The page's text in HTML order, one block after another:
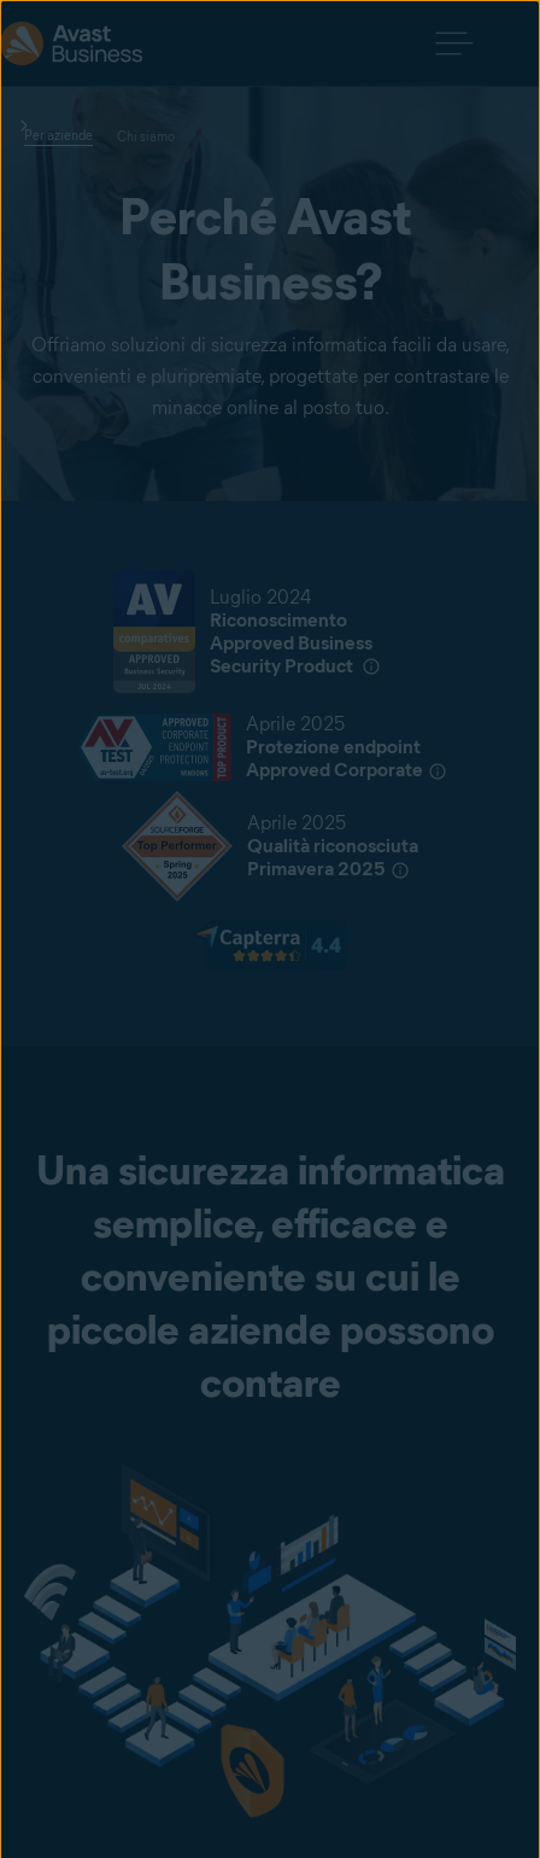
Per aziende Chi siamo
Perché Avast
Business?
Offriamo soluzioni di sicurezza informatica facili da usare,
convenienti e pluripremiate, progettate per contrastare le
minacce online al posto tuo.
Luglio 2024
Riconoscimento
Approved Business
Security Product
Aprile 2025
Protezione endpoint
Approved Corporate
Aprile 2025
Qualità riconosciuta
Primavera 2025
Una sicurezza informatica
semplice, efficace e
conveniente su cui le
piccole aziende possono
contare